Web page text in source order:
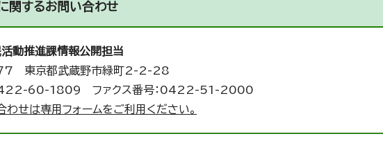
関するお問い合わせ
動推進課情報公開担当
東京都武蔵野市緑町2-2-28
60-1809 ファクス番号：0422-51-2000
わせは専用フォームをご利用ください。